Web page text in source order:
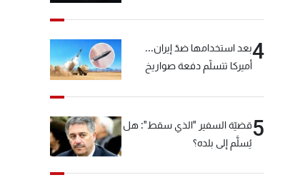
4بعد استخدامها ضدّ إيران...
أميركا تتسلّم دفعة صواريخ
5قضيّة السفير "الذي سقط": هل
يُسلَّم إلى بلده؟